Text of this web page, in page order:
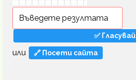
или 🔗 Посети сайта